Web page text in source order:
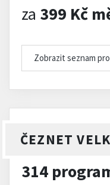
za 399 Kč
Zobrazit seznam
ČEZNET
314